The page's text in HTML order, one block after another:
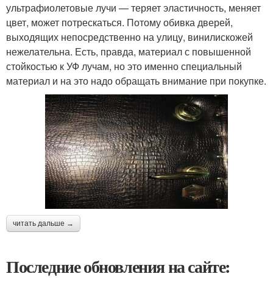
ультрафиолетовые лучи — теряет эластичность, меняет
цвет, может потрескаться. Потому обивка дверей,
выходящих непосредственно на улицу, винилискожей
нежелательна. Есть, правда, материал с повышенной
стойкостью к УФ лучам, но это именно специальный
материал и на это надо обращать внимание при покупке.
читать дальше →
Последние обновления на сайте: